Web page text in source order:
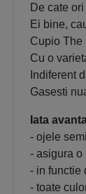
De cate
Ei bine,
Cupio The
Cu o
Indiferent
Gasesti
Iata
- ojele
- asigura o
- in functie
- toate